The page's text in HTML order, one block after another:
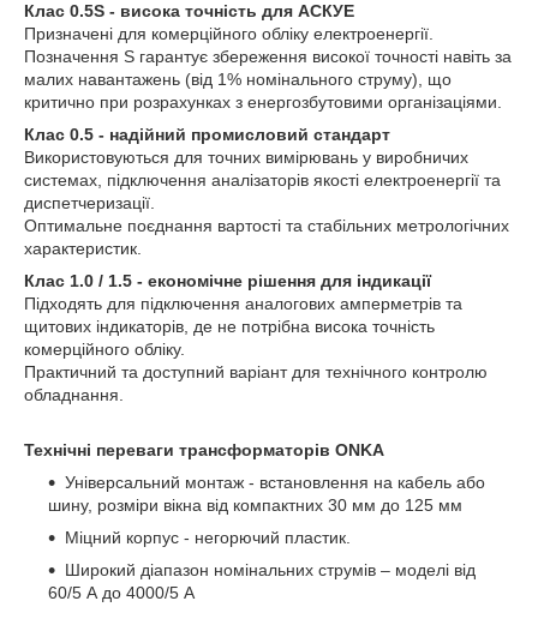
Клас 0.5S - висока точність для АСКУЕ
Призначені для комерційного обліку електроенергії.
Позначення S гарантує збереження високої точності навіть за
малих навантажень (від 1% номінального струму), що
критично при розрахунках з енергозбутовими організаціями.
Клас 0.5 - надійний промисловий стандарт
Використовуються для точних вимірювань у виробничих
системах, підключення аналізаторів якості електроенергії та
диспетчеризації.
Оптимальне поєднання вартості та стабільних метрологічних
характеристик.
Клас 1.0 / 1.5 - економічне рішення для індикації
Підходять для підключення аналогових амперметрів та
щитових індикаторів, де не потрібна висока точність
комерційного обліку.
Практичний та доступний варіант для технічного контролю
обладнання.
Технічні переваги трансформаторів ONKA
Універсальний монтаж - встановлення на кабель або
шину, розміри вікна від компактних 30 мм до 125 мм
Міцний корпус - негорючий пластик.
Широкий діапазон номінальних струмів – моделі від
60/5 А до 4000/5 А